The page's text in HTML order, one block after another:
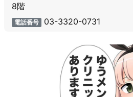
8階
電話番号 03-3320-0731